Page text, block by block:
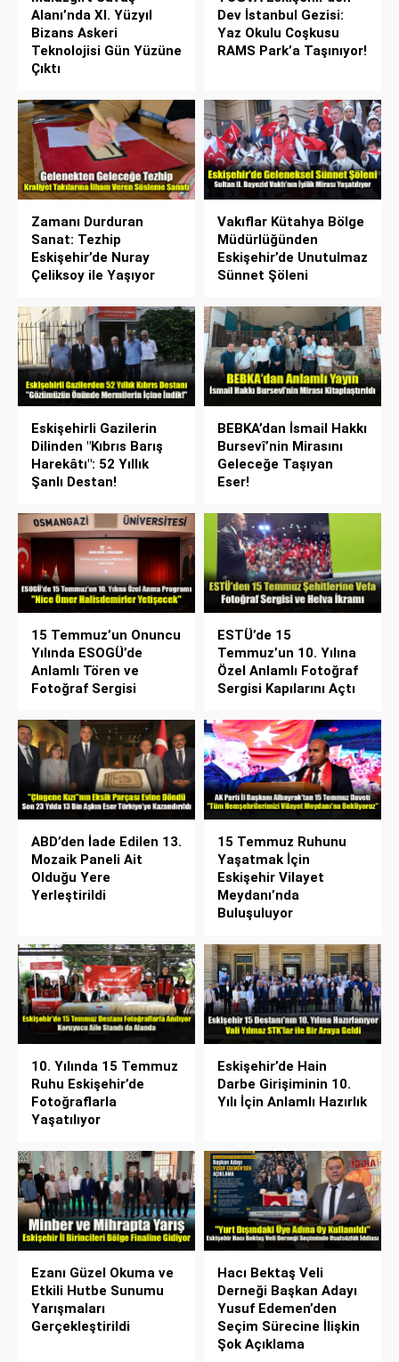
Alanı’nda XI. Yüzyıl
Bizans Askeri
Teknolojisi Gün Yüzüne
Çıktı
Dev İstanbul Gezisi:
Yaz Okulu Coşkusu
RAMS Park’a Taşınıyor!
Zamanı Durduran
Sanat: Tezhip
Eskişehir’de Nuray
Çeliksoy ile Yaşıyor
Vakıflar Kütahya Bölge
Müdürlüğünden
Eskişehir’de Unutulmaz
Sünnet Şöleni
Eskişehirli Gazilerin
Dilinden "Kıbrıs Barış
Harekâtı": 52 Yıllık
Şanlı Destan!
BEBKA’dan İsmail Hakkı
Bursevî’nin Mirasını
Geleceğe Taşıyan
Eser!
15 Temmuz’un Onuncu
Yılında ESOGÜ’de
Anlamlı Tören ve
Fotoğraf Sergisi
ESTÜ’de 15
Temmuz’un 10. Yılına
Özel Anlamlı Fotoğraf
Sergisi Kapılarını Açtı
ABD’den İade Edilen 13.
Mozaik Paneli Ait
Olduğu Yere
Yerleştirildi
15 Temmuz Ruhunu
Yaşatmak İçin
Eskişehir Vilayet
Meydanı’nda
Buluşuluyor
10. Yılında 15 Temmuz
Ruhu Eskişehir’de
Fotoğraflarla
Yaşatılıyor
Eskişehir’de Hain
Darbe Girişiminin 10.
Yılı İçin Anlamlı Hazırlık
Ezanı Güzel Okuma ve
Etkili Hutbe Sunumu
Yarışmaları
Gerçekleştirildi
Hacı Bektaş Veli
Derneği Başkan Adayı
Yusuf Edemen’den
Seçim Sürecine İlişkin
Şok Açıklama